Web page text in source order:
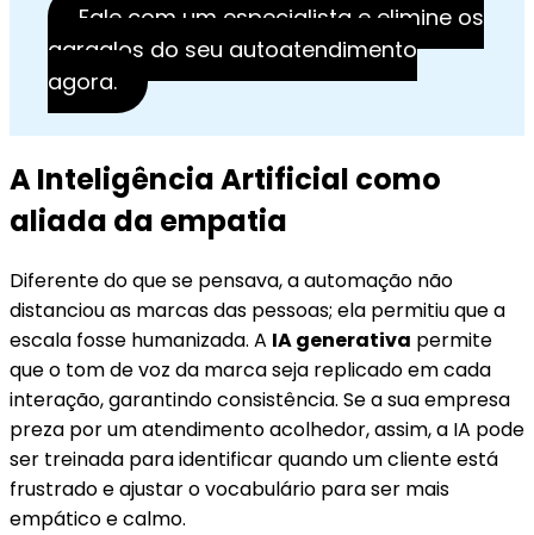
Fale com um especialista e elimine os
gargalos do seu autoatendimento
agora.
A Inteligência Artificial como
aliada da empatia
Diferente do que se pensava, a automação não
distanciou as marcas das pessoas; ela permitiu que a
escala fosse humanizada. A IA generativa permite
que o tom de voz da marca seja replicado em cada
interação, garantindo consistência. Se a sua empresa
preza por um atendimento acolhedor, assim, a IA pode
ser treinada para identificar quando um cliente está
frustrado e ajustar o vocabulário para ser mais
empático e calmo.